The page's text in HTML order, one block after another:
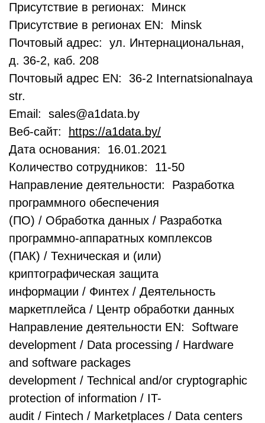
Присутствие в регионах: Минск
Присутствие в регионах EN: Minsk
Почтовый адрес: ул. Интернациональная,
д. 36-2, каб. 208
Почтовый адрес EN: 36-2 Internatsionalnaya
str.
Email: sales@a1data.by
Веб-сайт:
https://a1data.by/
Дата основания: 16.01.2021
Количество сотрудников: 11-50
Направление деятельности: Разработка
программного обеспечения
(ПО) / Обработка данных / Разработка
программно-аппаратных комплексов
(ПАК) / Техническая и (или)
криптографическая защита
информации / Финтех / Деятельность
маркетплейса / Центр обработки данных
Направление деятельности EN: Software
development / Data processing / Hardware
and software packages
development / Technical and/or cryptographic
protection of information / IT-
audit / Fintech / Marketplaces / Data centers